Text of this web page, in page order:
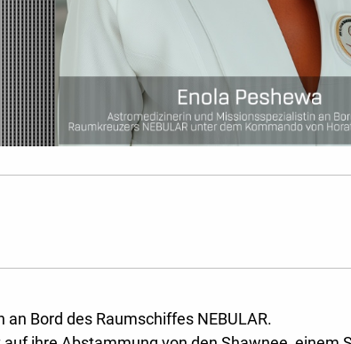
Bord des Raumschiffes NEBULAR.